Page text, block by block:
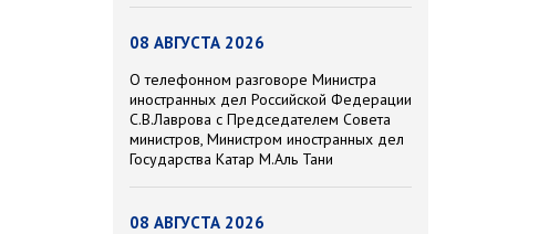
08 АВГУСТА 2026
О телефонном разговоре Министра
иностранных дел Российской Федерации
С.В.Лаврова с Председателем Совета
министров, Министром иностранных дел
Государства Катар М.Аль Тани
08 АВГУСТА 2026